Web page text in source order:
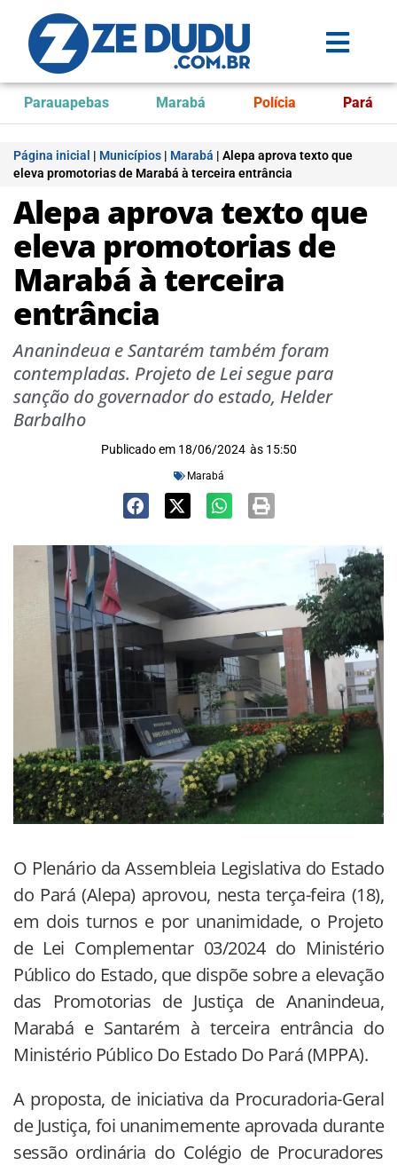
Parauapebas Marabá Polícia Pará
Página inicial | Municípios | Marabá | Alepa aprova texto que
eleva promotorias de Marabá à terceira entrância
Alepa aprova texto que
eleva promotorias de
Marabá à terceira
entrância
Ananindeua e Santarém também foram
contempladas. Projeto de Lei segue para
sanção do governador do estado, Helder
Barbalho
Publicado em 18/06/2024 às 15:50
Marabá
O Plenário da Assembleia Legislativa do Estado
do Pará (Alepa) aprovou, nesta terça-feira (18),
em dois turnos e por unanimidade, o Projeto
de Lei Complementar 03/2024 do Ministério
Público do Estado, que dispõe sobre a elevação
das Promotorias de Justiça de Ananindeua,
Marabá e Santarém à terceira entrância do
Ministério Público Do Estado Do Pará (MPPA).
A proposta, de iniciativa da Procuradoria-Geral
de Justiça, foi unanimemente aprovada durante
sessão ordinária do Colégio de Procuradores